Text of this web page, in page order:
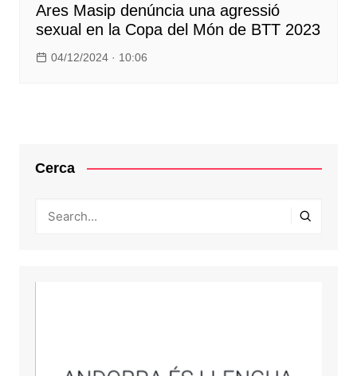
Ares Masip denúncia una agressió
sexual en la Copa del Món de BTT 2023
04/12/2024 · 10:06
Cerca